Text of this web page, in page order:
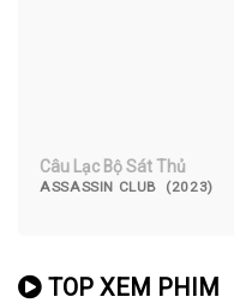
Câu Lạc Bộ Sát Thủ
ASSASSIN CLUB (2023)
TOP XEM PHIM